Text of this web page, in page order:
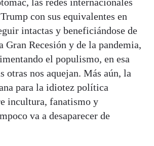
con sus equivalentes en
intactas y beneficiándose de
Gran Recesión y de la pandemia,
el populismo, en esa
otras nos aquejan. Más aún, la
para la idiotez política
incultura, fanatismo y
va a desaparecer de